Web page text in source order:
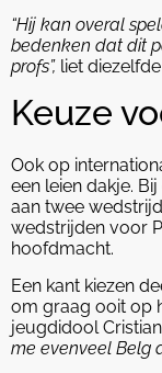
“Hij kan overal
bedenken dat dit
profs”, liet
Keuze
Ook op
een leien dakje.
aan twee
wedstrijden voor
hoofdmacht.
Een kant kiezen
om graag ooit op
jeugdidool
me evenveel Belg